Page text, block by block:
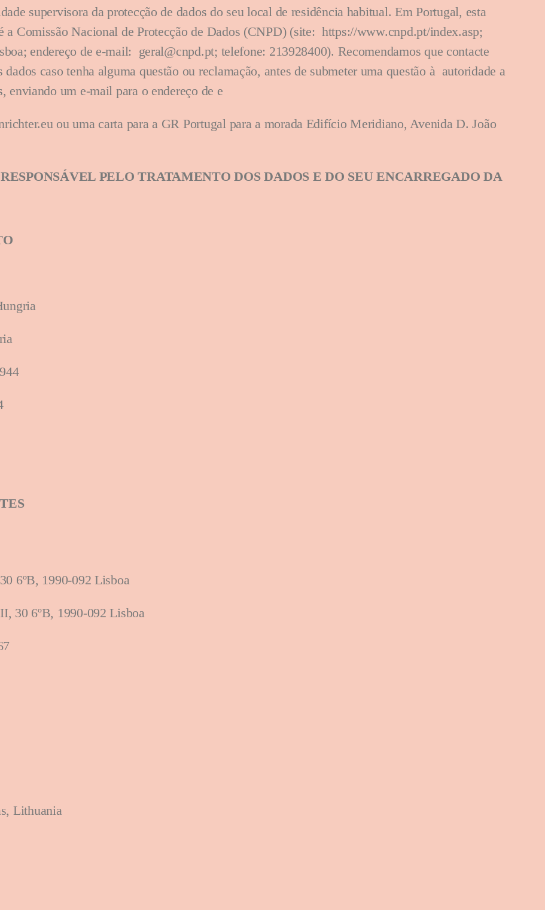
supervisora da protecção de dados do seu local de residência habitual. Em Portugal, esta
a Comissão Nacional de Protecção de Dados (CNPD) (site: https://www.cnpd.pt/index.asp;
endereço de e-mail: geral@cnpd.pt; telefone: 213928400). Recomendamos que contacte
caso tenha alguma questão ou reclamação, antes de submeter uma questão à autoridade a
enviando um e-mail para o endereço de e
ou uma carta para a GR Portugal para a morada Edifício Meridiano, Avenida D. João
PELO TRATAMENTO DOS DADOS E DO SEU ENCARREGADO DA
6ºB, 1990-092 Lisboa
30 6ºB, 1990-092 Lisboa
Lithuania